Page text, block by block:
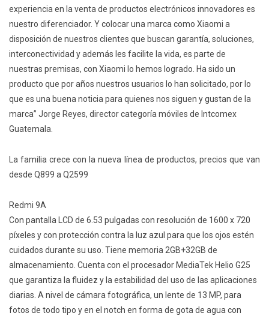
experiencia en la venta de productos electrónicos innovadores es
nuestro diferenciador. Y colocar una marca como Xiaomi a
disposición de nuestros clientes que buscan garantía, soluciones,
interconectividad y además les facilite la vida, es parte de
nuestras premisas, con Xiaomi lo hemos logrado. Ha sido un
producto que por años nuestros usuarios lo han solicitado, por lo
que es una buena noticia para quienes nos siguen y gustan de la
marca” Jorge Reyes, director categoría móviles de Intcomex
Guatemala.
La familia crece con la nueva línea de productos, precios que van
desde Q899 a Q2599
Redmi 9A
Con pantalla LCD de 6.53 pulgadas con resolución de 1600 x 720
píxeles y con protección contra la luz azul para que los ojos estén
cuidados durante su uso. Tiene memoria 2GB+32GB de
almacenamiento. Cuenta con el procesador MediaTek Helio G25
que garantiza la fluidez y la estabilidad del uso de las aplicaciones
diarias. A nivel de cámara fotográfica, un lente de 13 MP, para
fotos de todo tipo y en el notch en forma de gota de agua con